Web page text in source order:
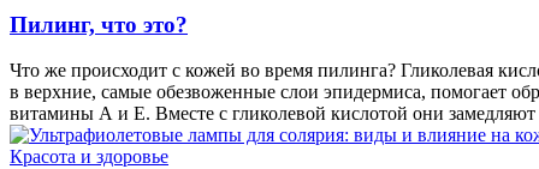
Пилинг, что это?
Что же происходит с кожей во время пилинга? Гликолевая
в верхние, самые обезвоженные слои эпидермиса, помогает
витамины А и Е. Вместе с гликолевой кислотой они
Красота и здоровье